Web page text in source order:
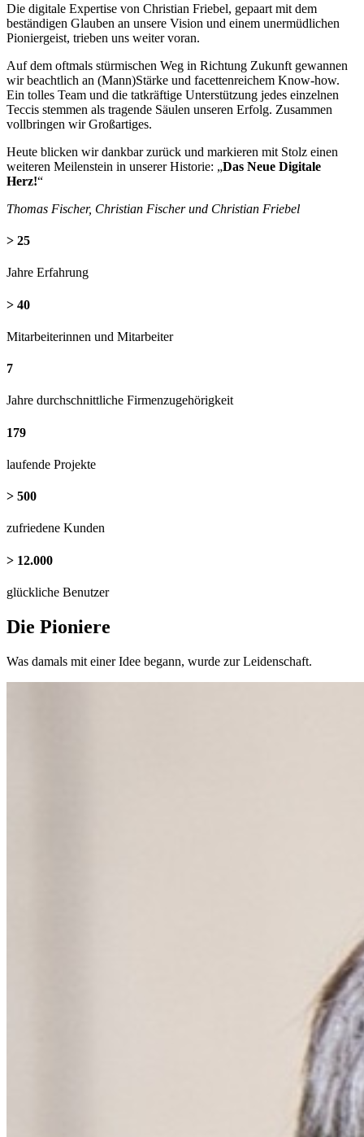
Die digitale Expertise von Christian Friebel, gepaart mit dem
beständigen Glauben an unsere Vision und einem unermüdlichen
Pioniergeist, trieben uns weiter voran.
Auf dem oftmals stürmischen Weg in Richtung Zukunft gewannen
wir beachtlich an (Mann)Stärke und facettenreichem Know-how.
Ein tolles Team und die tatkräftige Unterstützung jedes einzelnen
Teccis stemmen als tragende Säulen unseren Erfolg. Zusammen
vollbringen wir Großartiges.
Heute blicken wir dankbar zurück und markieren mit Stolz einen
weiteren Meilenstein in unserer Historie: „Das Neue Digitale
Herz!“
Thomas Fischer, Christian Fischer und Christian Friebel
> 25
Jahre Erfahrung
> 40
Mitarbeiterinnen und Mitarbeiter
7
Jahre durchschnittliche Firmenzugehörigkeit
179
laufende Projekte
> 500
zufriedene Kunden
> 12.000
glückliche Benutzer
Die Pioniere
Was damals mit einer Idee begann, wurde zur Leidenschaft.